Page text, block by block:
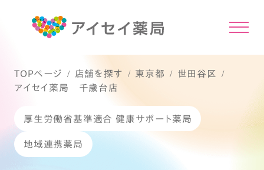
TOPページ 店舗を探す 東京都
世田谷区
アイセイ薬局 千歳台店
厚生労働省基準適合 健康サポート薬局
地域連携薬局